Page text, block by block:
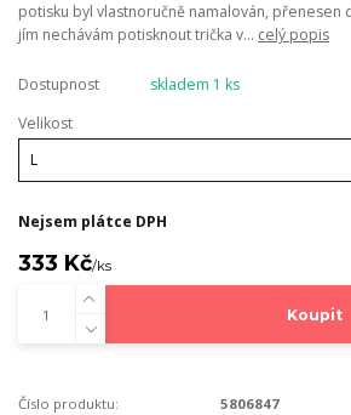
potisku byl vlastnoručně namalován, přenesen
jím nechávám potisknout trička v... celý popis
Dostupnost
skladem 1 ks
Velikost
Nejsem plátce DPH
333 Kč/ks
Koupit
Číslo produktu:
5806847